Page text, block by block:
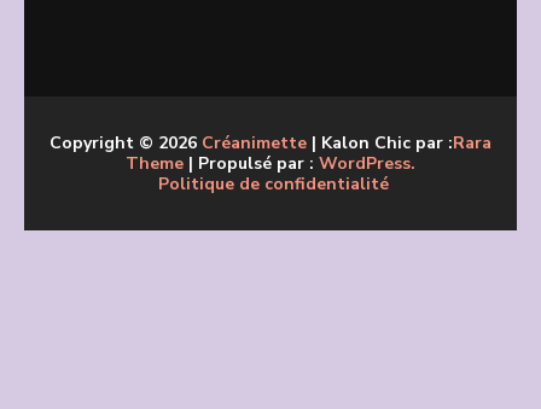
Copyright © 2026 Créanimette | Kalon Chic par :Rara
Theme | Propulsé par : WordPress.
Politique de confidentialité